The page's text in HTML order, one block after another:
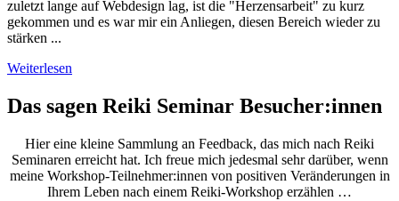
zuletzt lange auf Webdesign lag, ist die "Herzensarbeit" zu kurz
gekommen und es war mir ein Anliegen, diesen Bereich wieder zu
stärken ...
Weiterlesen
Das sagen Reiki Seminar Besucher:innen
Hier eine kleine Sammlung an Feedback, das mich nach Reiki
Seminaren erreicht hat. Ich freue mich jedesmal sehr darüber, wenn
meine Workshop-Teilnehmer:innen von positiven Veränderungen in
Ihrem Leben nach einem Reiki-Workshop erzählen …